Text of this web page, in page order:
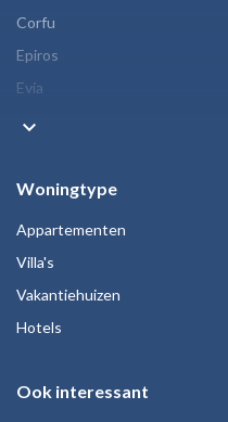
Corfu
Epiros
Evia
keyboard_arrow_down
Woningtype
Appartementen
Villa's
Vakantiehuizen
Hotels
Ook interessant